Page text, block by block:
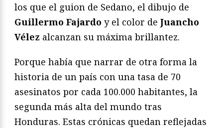
los que el guion de Sedano, el dibujo de
Guillermo Fajardo y el color de Juancho
Vélez alcanzan su máxima brillantez.
Porque había que narrar de otra forma la
historia de un país con una tasa de 70
asesinatos por cada 100.000 habitantes, la
segunda más alta del mundo tras
Honduras. Estas crónicas quedan reflejadas